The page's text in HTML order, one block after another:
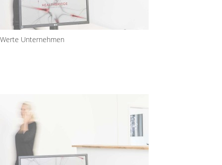
Werte Unternehmen